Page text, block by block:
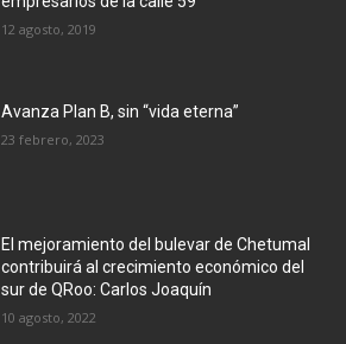
12 agosto, 2019
Avanza Plan B, sin “vida eterna”
23 febrero, 2023
El mejoramiento del bulevar de Chetumal
contribuirá al crecimiento económico del
sur de QRoo: Carlos Joaquín
10 agosto, 2022